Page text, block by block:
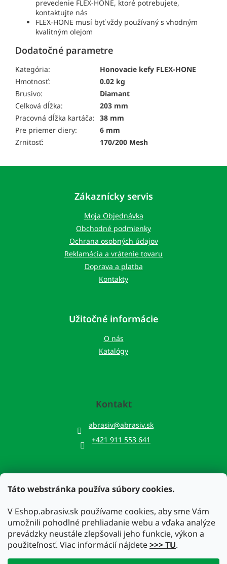
Táto webstránka používa súbory cookies.
V Eshop.abrasiv.sk používame cookies, aby sme Vám
umožnili pohodlné prehliadanie webu a vďaka analýze
prevádzky neustále zlepšovali jeho funkcie, výkon a
použiteľnosť. Viac informácií nájdete>>> TU.
prevedenie FLEX-HONE, ktoré potrebujete,
kontaktujte nás
FLEX-HONE musí byť vždy používaný s vhodným
kvalitným olejom
Dodatočné parametre
Kategória:
Honovacie kefy FLEX-HONE
Hmotnosť:
0.02 kg
Brusivo:
Diamant
Celková dĺžka:
203 mm
Pracovná dĺžka kartáča: 38 mm
Pre priemer diery:
6 mm
Zrnitosť:
170/200 Mesh
Zákaznícky servis
Moja Objednávka
Obchodné podmienky
Ochrana osobných údajov
Reklamácia a vrátenie tovaru
Doprava a platba
Kontakty
Užitočné informácie
O nás
Katalógy
Kontakt
abrasiv@abrasiv.sk
+421 911 553 641
Prijímame online platby